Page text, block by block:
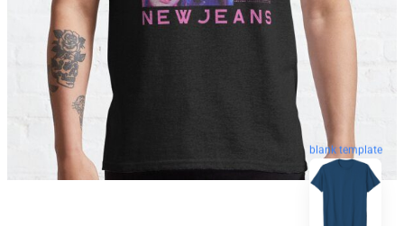
blank template